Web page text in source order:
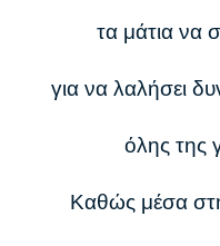
τα μάτια να
για να λαλήσει
όλης της
Καθώς μέσα